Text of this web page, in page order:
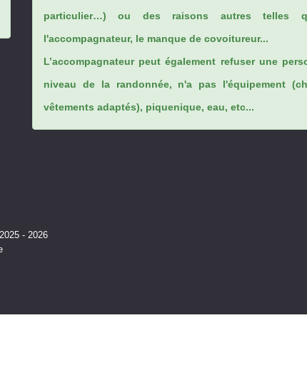
particulier…) ou des raisons autres telles
l'accompagnateur, le manque de covoitureur...
L’accompagnateur peut également refuser une
niveau de la randonnée, n'a pas l'équipement
vêtements adaptés), piquenique, eau, etc...
2025 - 2026